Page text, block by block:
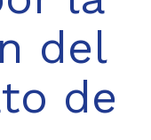
del
de